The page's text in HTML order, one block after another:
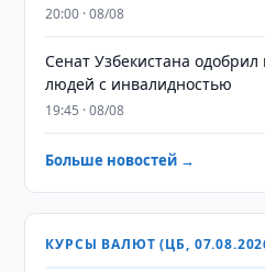
20:00 · 08/08
Сенат Узбекистана
людей с инвалидностью
19:45 · 08/08
Больше новостей →
КУРСЫ ВАЛЮТ (ЦБ,